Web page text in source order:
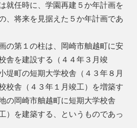
就任時に、学園再建５か年計画を
、将来を見据えた５か年計画であ
の第１の柱は、岡崎市舳越町に安
舎を建設する（４４年３月竣
堤町の短期大学校舎（４３年８月
校舎（４３年１月竣工）を増築す
の岡崎市舳越町に短期大学校舎
）を建築する、というものであっ